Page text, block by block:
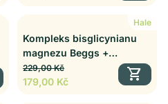
Hale
Kompleks bisglicynianu
magnezu Beggs +
witaminy B6 P5P (30
kapsułek)
Cena regularna
229,00 Kč
Cena sprzedaży
179,00 Kč
shopping_cart